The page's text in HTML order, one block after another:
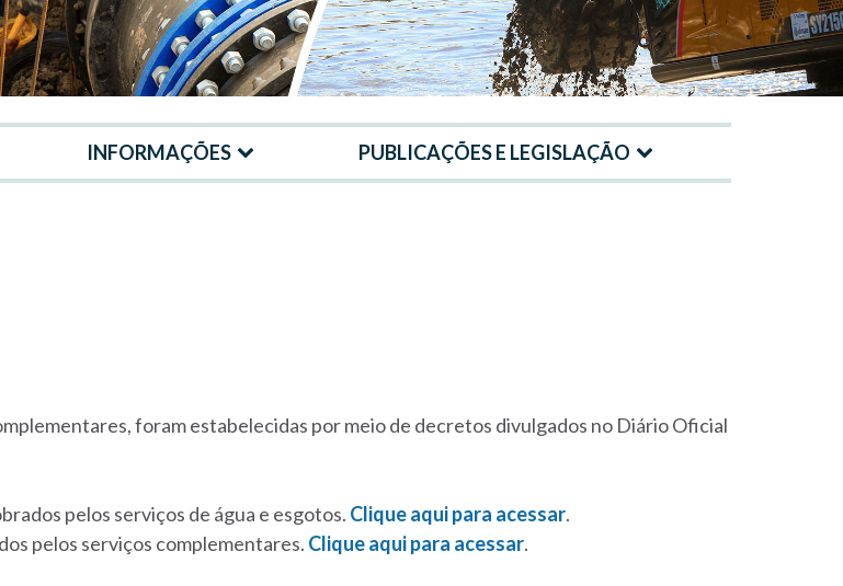
INFORMAÇÕES PUBLICAÇÕES E LEGISLAÇÃO
foram estabelecidas por meio de decretos divulgados no Diário Oficial
pelos serviços de água e esgotos. Clique aqui para acessar.
pelos serviços complementares. Clique aqui para acessar.